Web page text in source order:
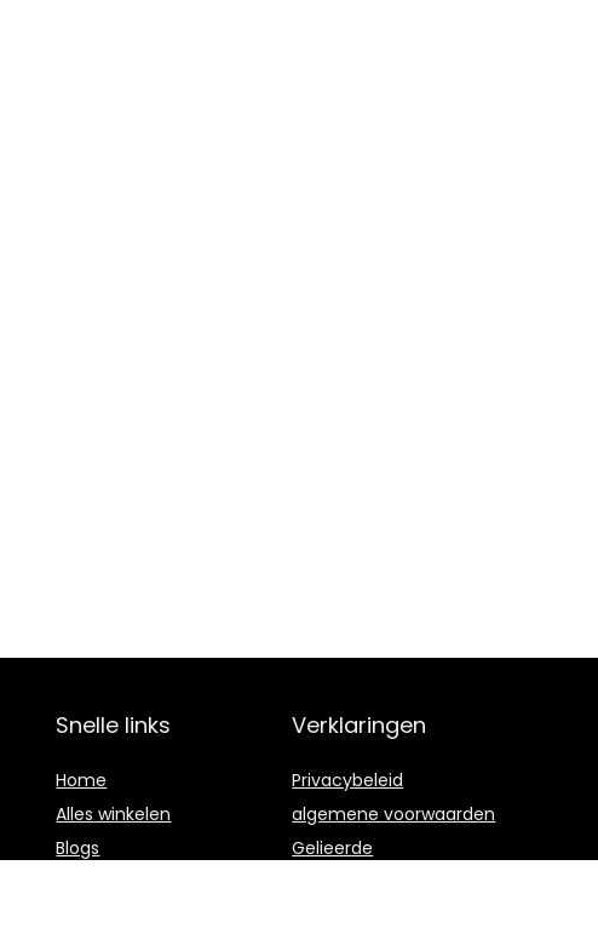
Snelle links
Home
Alles winkelen
Blogs
Verklaringen
Privacybeleid
algemene voorwaarden
Gelieerde